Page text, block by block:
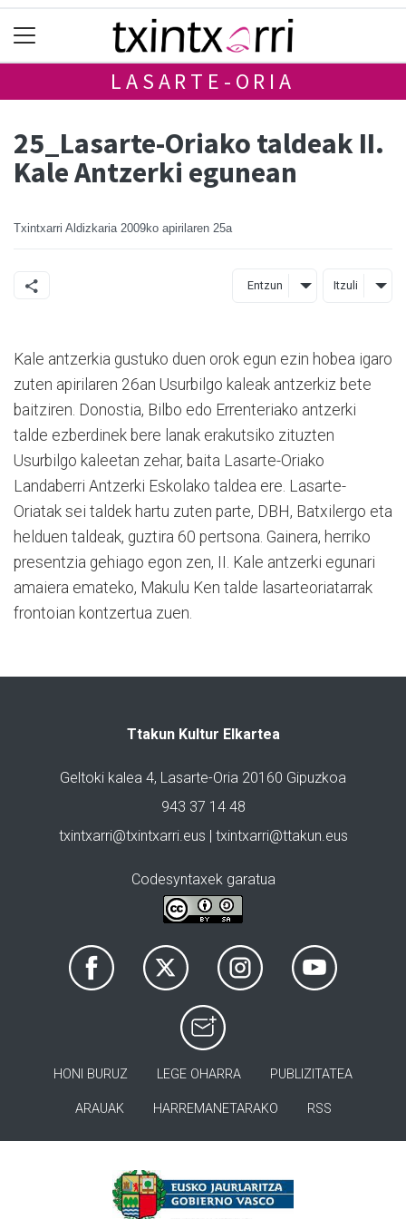
LASARTE-ORIA
25_Lasarte-Oriako taldeak II.
Kale Antzerki egunean
Txintxarri Aldizkaria 2009ko apirilaren 25a
Entzun Itzuli
Kale antzerkia gustuko duen orok egun ezin hobea igaro
zuten apirilaren 26an Usurbilgo kaleak antzerkiz bete
baitziren. Donostia, Bilbo edo Errenteriako antzerki
talde ezberdinek bere lanak erakutsiko zituzten
Usurbilgo kaleetan zehar, baita Lasarte-Oriako
Landaberri Antzerki Eskolako taldea ere. Lasarte-
Oriatak sei taldek hartu zuten parte, DBH, Batxilergo eta
helduen taldeak, guztira 60 pertsona. Gainera, herriko
presentzia gehiago egon zen, II. Kale antzerki egunari
amaiera emateko, Makulu Ken talde lasarteoriatarrak
frontoian kontzertua zuen.
Ttakun Kultur Elkartea
Geltoki kalea 4, Lasarte-Oria 20160 Gipuzkoa
943 37 14 48
txintxarri@txintxarri.eus | txintxarri@ttakun.eus
Codesyntaxek garatua
HONI BURUZ LEGE OHARRA PUBLIZITATEA
ARAUAK HARREMANETARAKO RSS